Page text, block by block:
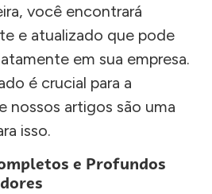
você encontrará
e atualizado que pode
em sua empresa.
é crucial para a
nossos artigos são uma
isso.
e Profundos